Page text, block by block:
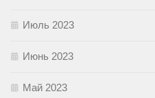
Июль 2023
Июнь 2023
Май 2023